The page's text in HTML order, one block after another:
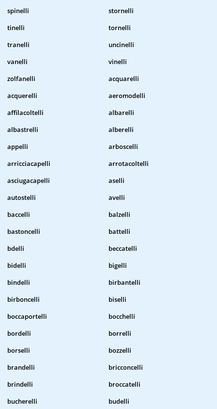
spinelli
stornelli
tinelli
tornelli
tranelli
uncinelli
vanelli
vinelli
zolfanelli
acquarelli
acquerelli
aeromodelli
affilacoltelli
albarelli
albastrelli
alberelli
appelli
arboscelli
arricciacapelli
arrotacoltelli
asciugacapelli
aselli
autostelli
avelli
baccelli
balzelli
bastoncelli
battelli
bdelli
beccatelli
bidelli
bigelli
bindelli
birbantelli
birboncelli
biselli
boccaportelli
bocchelli
bordelli
borrelli
borselli
bozzelli
brandelli
bricconcelli
brindelli
broccatelli
bucherelli
budelli